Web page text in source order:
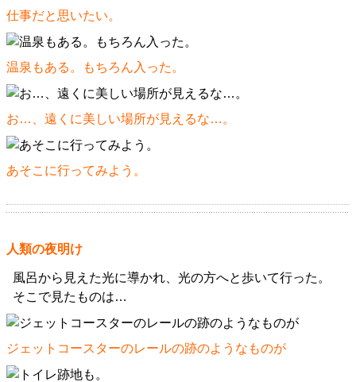
仕事だと思いたい。
温泉もある。もちろん入った。
お…、遠くに美しい場所が見えるな…。
あそこに行ってみよう。
人類の夜明け
風呂から見えた光に導かれ、光の方へと歩いて行った。
そこで見たものは…
ジェットコースターのレールの跡のようなものが